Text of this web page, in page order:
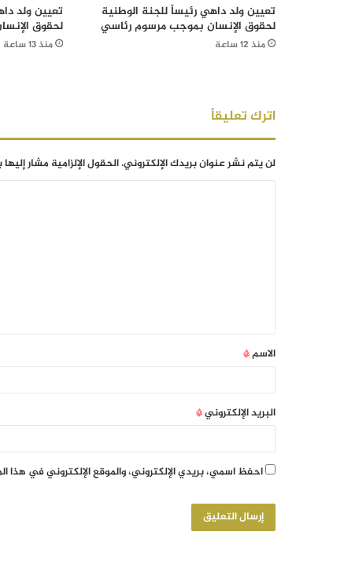
تعيين ولد داهي رئيساً للجنة الوطنية
لحقوق الإنسان بموجب مرسوم رئاسي
منذ 12 ساعة
تعيين ولد
لحقوق
منذ 13 ساعة
اترك تعليقاً
لن يتم نشر عنوان بريدك الإلكتروني.الحقول الإلزامية مشار إليها
الاسم*
البريد الإلكتروني*
احفظ اسمي، بريدي الإلكتروني، والموقع الإلكتروني في هذا